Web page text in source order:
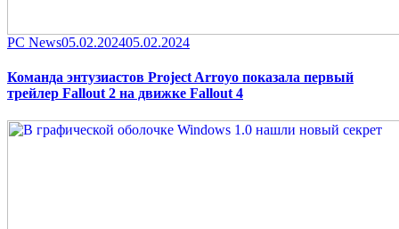
Category
PC NewsPosted
05.02.202405.02.2024
Команда энтузиастов Project Arroyo показала первый
трейлер Fallout 2 на движке Fallout 4